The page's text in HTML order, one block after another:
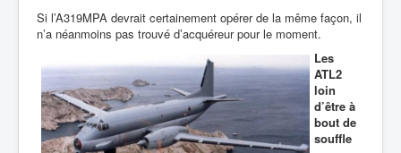
Si l’A319MPA devrait certainement opérer de la même façon, il
n’a néanmoins pas trouvé d’acquéreur pour le moment.
Les
ATL2
loin
d’être à
bout de
souffle